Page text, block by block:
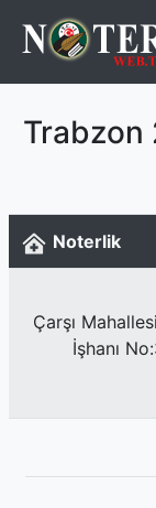
Trabzon
Noterlik
Çarşı
İşhanı